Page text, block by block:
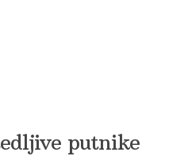
putnike